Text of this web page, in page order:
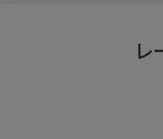
レ